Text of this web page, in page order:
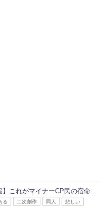
】これがマイナーCP民の宿命…
る 二次創作 同人 悲しい